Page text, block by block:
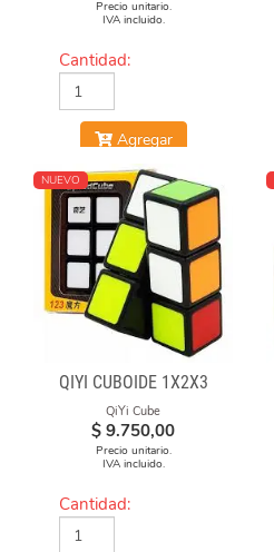
Precio unitario.
IVA incluido.
Cantidad:
Agregar
NUEVO
QIYI CUBOIDE 1X2X3
QiYi Cube
$ 9.750,00
Precio unitario.
IVA incluido.
Cantidad: